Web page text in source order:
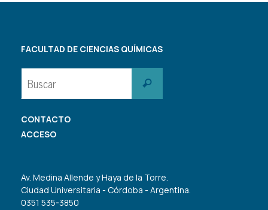
FACULTAD DE CIENCIAS QUÍMICAS
Buscar
CONTACTO
ACCESO
Av. Medina Allende y Haya de la Torre.
Ciudad Universitaria - Córdoba - Argentina.
0351 535-3850